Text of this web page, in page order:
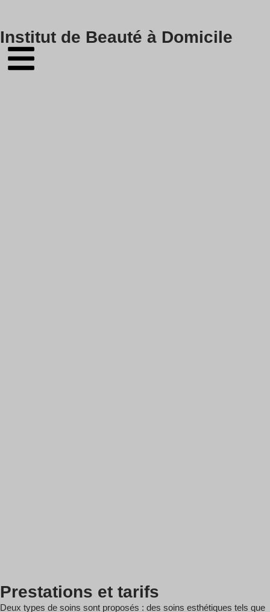
Skip
to
content
Institut de Beauté à Domicile
Prestations et tarifs
Deux types de soins sont proposés : des soins esthétiques tels que